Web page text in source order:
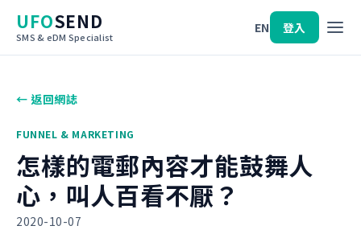
UFOSEND
SMS & eDM Specialist
EN 登入
← 返回網誌
FUNNEL & MARKETING
怎樣的電郵內容才能鼓舞人
心，叫人百看不厭？
2020-10-07